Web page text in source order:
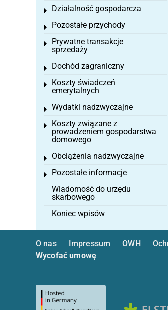
Działalność gospodarcza
Toggle menu
Pozostałe przychody
Toggle menu
Prywatne transakcje
sprzedaży
Toggle menu
Dochód zagraniczny
Toggle menu
Koszty świadczeń
emerytalnych
Toggle menu
Wydatki nadzwyczajne
Toggle menu
Koszty związane z
prowadzeniem gospodarstwa
domowego
Toggle menu
Obciążenia nadzwyczajne
Toggle menu
Pozostałe informacje
Toggle menu
Wiadomość do urzędu
skarbowego
Koniec wpisów
O nas Impressum OWH
Wycofać umowę